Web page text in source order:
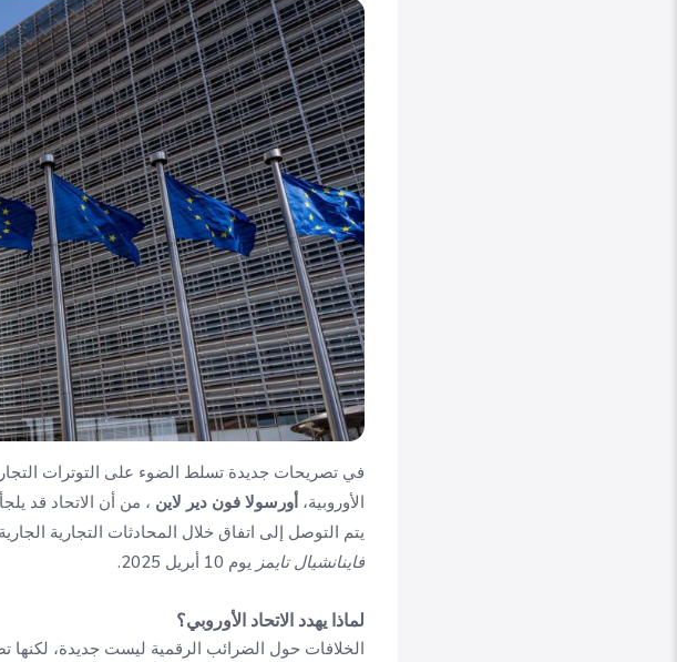
في تصريحات جديدة تسلط الضوء على التوترات
الأوروبية، أورسولا فون دير لاين
يتم التوصل إلى اتفاق خلال المحادثات التجارية
فاينانشيال تايمز يوم 10 أبريل 2025.
لماذا يهدد الاتحاد الأوروبي؟
الخلافات حول الضرائب الرقمية ليست جديدة،